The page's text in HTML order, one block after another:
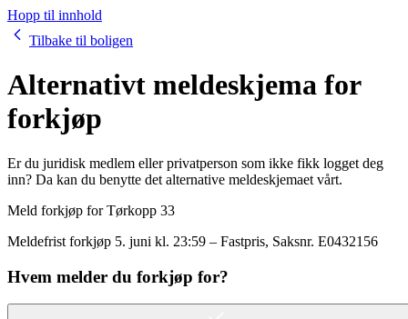
Hopp til innhold
Tilbake til boligen
Alternativt meldeskjema for
forkjøp
Er du juridisk medlem eller privatperson som ikke fikk logget deg
inn? Da kan du benytte det alternative meldeskjemaet vårt.
Meld forkjøp forTørkopp 33
Meldefrist forkjøp 5. juni kl. 23:59 – Fastpris, Saksnr. E0432156
Hvem melder du forkjøp for?